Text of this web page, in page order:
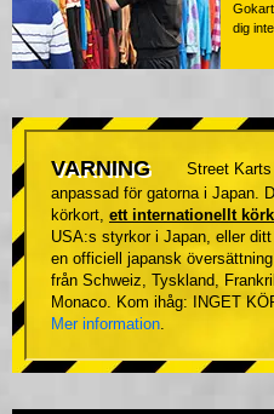
dig
VARNING
Street
anpassad för gatorna i Japan.
körkort, ett internationellt
USA:s styrkor i Japan, eller
en officiell japansk
från Schweiz, Tyskland,
Monaco. Kom ihåg: INGET
Mer information.